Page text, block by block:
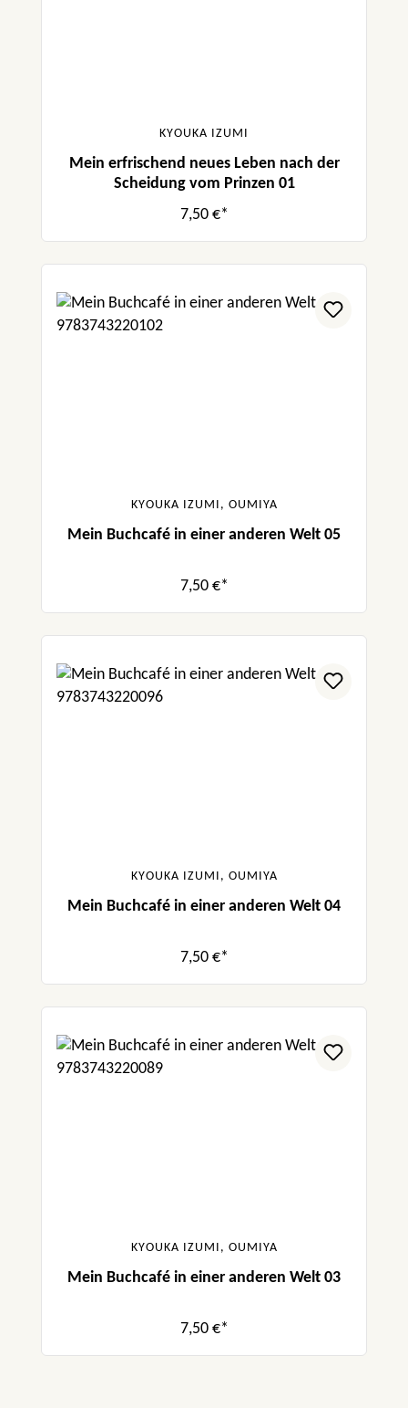
KYOUKA IZUMI
Mein erfrischend neues Leben nach der
Scheidung vom Prinzen 01
7,50 €*
KYOUKA IZUMI, OUMIYA
Mein Buchcafé in einer anderen Welt 05
7,50 €*
KYOUKA IZUMI, OUMIYA
Mein Buchcafé in einer anderen Welt 04
7,50 €*
KYOUKA IZUMI, OUMIYA
Mein Buchcafé in einer anderen Welt 03
7,50 €*